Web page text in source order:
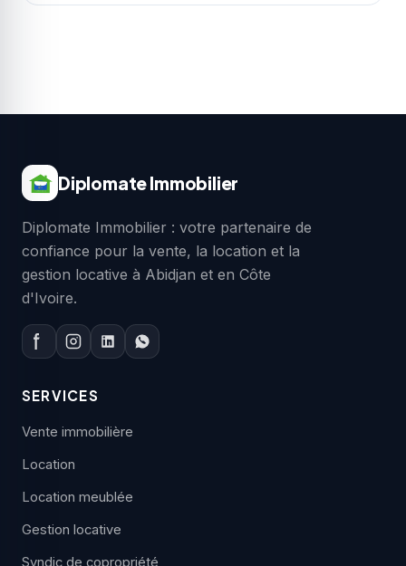
Diplomate Immobilier
Diplomate Immobilier : votre partenaire de
confiance pour la vente, la location et la
gestion locative à Abidjan et en Côte
d'Ivoire.
SERVICES
Vente immobilière
Location
Location meublée
Gestion locative
Syndic de copropriété